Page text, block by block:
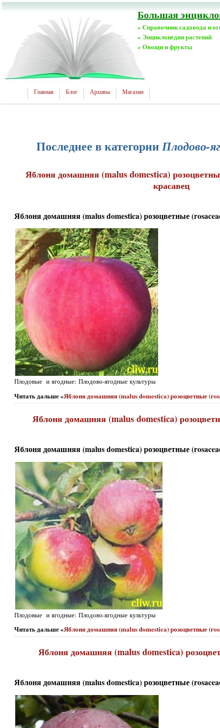
Большая
» Справочник садовода и
» Энциклопедия растений
» Овощи и фрукты
Главная Блог Архивы Магазин
Последнее в категорииПлодово-
Яблоня домашняя (malus domestica)
красавец
Яблоня домашняя (malus domestica) розоцветные
Плодовые и ягодные: Плодово-ягодные культуры
Читать дальше «Яблоня домашняя (malus domestica) розоцветные
Яблоня домашняя (malus domestica)
Яблоня домашняя (malus domestica) розоцветные
Плодовые и ягодные: Плодово-ягодные культуры
Читать дальше «Яблоня домашняя (malus domestica) розоцветные
Яблоня домашняя (malus domestica)
Яблоня домашняя (malus domestica) розоцветные